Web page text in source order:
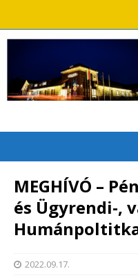
MEGHÍVÓ –
és Ügyrendi-,
2022.09.17.